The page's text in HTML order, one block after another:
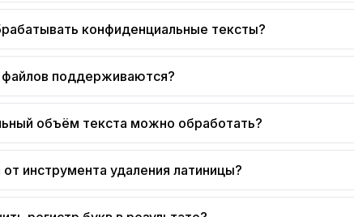
конфиденциальные тексты?
поддерживаются?
объём текста можно обработать?
инструмента удаления латиницы?